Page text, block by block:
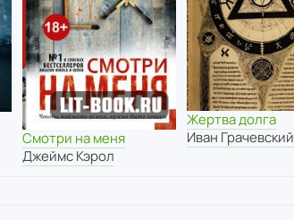
Смотри на меня
Джеймс Кэрол
Жертва долга
Иван Грачевский